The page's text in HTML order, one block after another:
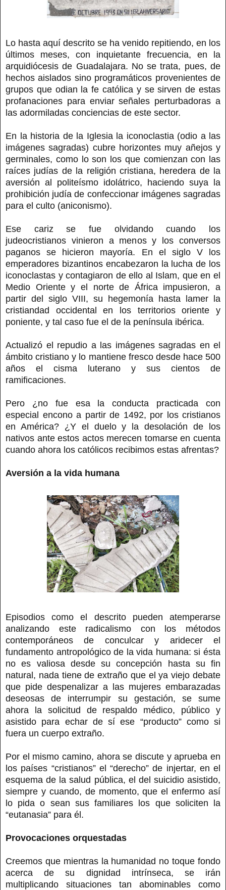
Lo hasta aquí descrito se ha venido repitiendo, en los
últimos meses, con inquietante frecuencia, en la
arquidiócesis de Guadalajara. No se trata, pues, de
hechos aislados sino programáticos provenientes de
grupos que odian la fe católica y se sirven de estas
profanaciones para enviar señales perturbadoras a
las adormiladas conciencias de este sector.
En la historia de la Iglesia la iconoclastia (odio a las
imágenes sagradas) cubre horizontes muy añejos y
germinales, como lo son los que comienzan con las
raíces judías de la religión cristiana, heredera de la
aversión al politeísmo idolátrico, haciendo suya la
prohibición judía de confeccionar imágenes sagradas
para el culto (aniconismo).
Ese cariz se fue olvidando cuando los
judeocristianos vinieron a menos y los conversos
paganos se hicieron mayoría. En el siglo V los
emperadores bizantinos encabezaron la lucha de los
iconoclastas y contagiaron de ello al Islam, que en el
Medio Oriente y el norte de África impusieron, a
partir del siglo VIII, su hegemonía hasta lamer la
cristiandad occidental en los territorios oriente y
poniente, y tal caso fue el de la península ibérica.
Actualizó el repudio a las imágenes sagradas en el
ámbito cristiano y lo mantiene fresco desde hace 500
años el cisma luterano y sus cientos de
ramificaciones.
Pero ¿no fue esa la conducta practicada con
especial encono a partir de 1492, por los cristianos
en América? ¿Y el duelo y la desolación de los
nativos ante estos actos merecen tomarse en cuenta
cuando ahora los católicos recibimos estas afrentas?
Aversión a la vida humana
Episodios como el descrito pueden atemperarse
analizando este radicalismo con los métodos
contemporáneos de conculcar y aridecer el
fundamento antropológico de la vida humana: si ésta
no es valiosa desde su concepción hasta su fin
natural, nada tiene de extraño que el ya viejo debate
que pide despenalizar a las mujeres embarazadas
deseosas de interrumpir su gestación, se sume
ahora la solicitud de respaldo médico, público y
asistido para echar de sí ese “producto” como si
fuera un cuerpo extraño.
Por el mismo camino, ahora se discute y aprueba en
los países “cristianos” el “derecho” de injertar, en el
esquema de la salud pública, el del suicidio asistido,
siempre y cuando, de momento, que el enfermo así
lo pida o sean sus familiares los que soliciten la
“eutanasia” para él.
Provocaciones orquestadas
Creemos que mientras la humanidad no toque fondo
acerca de su dignidad intrínseca, se irán
multiplicando situaciones tan abominables como